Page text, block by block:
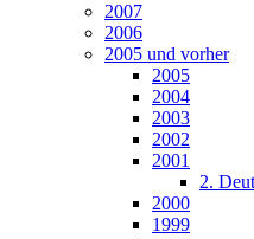
2007
2006
2005 und vorher
2005
2004
2003
2002
2001
2.
2000
1999